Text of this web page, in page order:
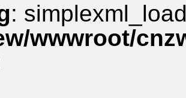
:
wwwroot/